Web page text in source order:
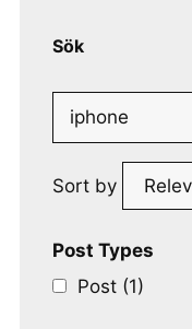
Sök
Search
for:
Sort by
Post Types
Post (1)